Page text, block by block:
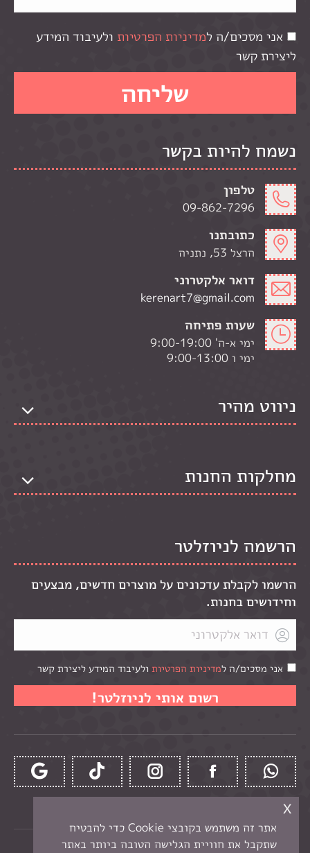
אני מסכים/ה למדיניות הפרטיות ולעיבוד המידע
ליצירת קשר
נשמח להיות בקשר
טלפון
09-862-7296
כתובתנו
הרצל 53, נתניה
דואר אלקטרוני
kerenart7@gmail.com
שעות פתיחה
ימי א-ה' 9:00-19:00
ימי ו 9:00-13:00
ניווט מהיר
מחלקות החנות
הרשמה לניוזלטר
הרשמו לקבלת עדכונים על מוצרים חדשים, מבצעים
וחידושים בחנות.
אני מסכים/ה למדיניות הפרטיות ולעיבוד המידע ליצירת קשר
כל הזכויות שמורות לקרן -חנות יצירה בנתניה
אתר זה משתמש בקובצי Cookie כדי להבטיח
שתקבל את חוויית הגלישה הטובה ביותר באתר
x